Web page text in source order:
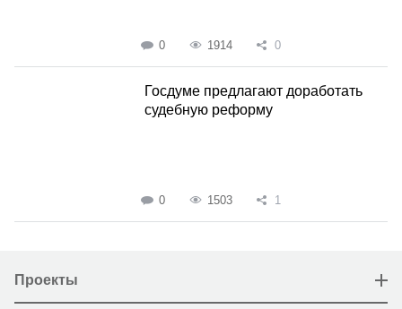
0 1914 0
Госдуме предлагают доработать
судебную реформу
0 1503 1
Проекты